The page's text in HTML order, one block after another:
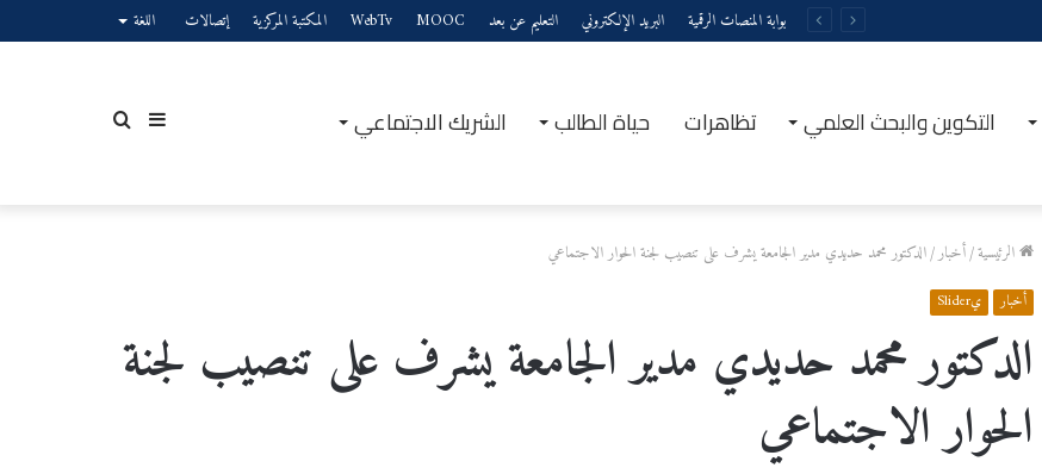
بوابة المنصات الرقمية البريد الإلكتروني التعليم عن بعد MOOC
WebTv المكتبة المركزية إتصالات اللغة
التكوين والبحث العلمي تظاهرات حياة الطالب الشريك الاجتماعي بحثإضافة
الرئيسية/أخبار/الدكتور محمد حديدي مدير الجامعة يشرف على تنصيب لجنة الحوار الاجتماعي
أخبار يSlider
الدكتور محمد حديدي مدير الجامعة يشرف على تنصيب لجنة
الحوار الاجتماعي